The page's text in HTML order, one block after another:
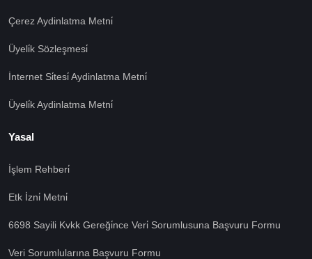
Çerez Aydinlatma Metni̇
Üyeli̇k Sözleşmesi̇
İnternet Si̇tesi̇ Aydinlatma Metni̇
Üyeli̇k Aydinlatma Metni̇
Yasal
İşlem Rehberi̇
Etk İzni̇ Metni̇
6698 Sayili Kvkk Gereği̇nce Veri̇ Sorumlusuna Başvuru Formu
Veri Sorumlularına Başvuru Formu
🍪 Çerez Kullanıyoruz!
Sizlere daha iyi hizmet vermek amacı ile gizliliğe uygun
kullandığımızı öğrenmek için çerez politikamızı